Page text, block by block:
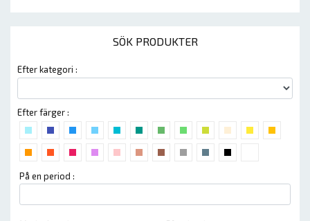
SÖK PRODUKTER
Efter kategori :
Efter färger :
På en period :